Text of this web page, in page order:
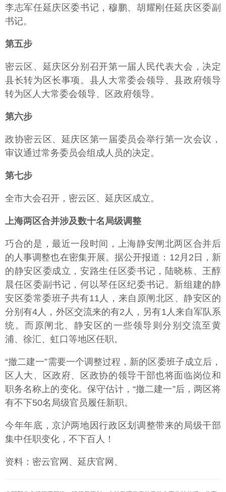
李志军任延庆区委书记，穆鹏、胡耀刚任延庆区委副
书记。
第五步
密云区、延庆区分别召开第一届人民代表大会，决定
县长转为区长事项。县人大常委会领导、县政府领导
转为区人大常委会领导、区政府领导。
第六步
政协密云区、延庆区第一届委员会举行第一次会议，
审议通过常务委员会组成人员的决定。
第七步
全市大会召开，密云区、延庆区成立。
上海两区合并涉及数十名局级调整
巧合的是，最近一段时间，上海静安闸北两区合并后
的人事调整也在密集开展。据公开报道：12月2日，新
的静安区委成立，安路生任区委书记，陆晓栋、王醇
晨任区委副书记，何以琴任区纪委书记。新组建的静
安区委常委班子共有11人，来自原闸北区、静安区的
分别有4人，外区交流来的有2人，另有1人来自军队系
统。而原闸北、静安区的一些领导则分别交流至黄
浦、徐汇、虹口等地区任职。
“撤二建一”需要一个调整过程，新的区委班子成立后，
区人大、区政府、区政协的领导干部也将面临岗位和
职务名称上的变化。保守估计，“撤二建一”后，两区将
有不下50名局级官员履任新职。
今年年底，京沪两地因行政区划调整带来的局级干部
集中任职变化，不下百人！
资料：密云官网、延庆官网、